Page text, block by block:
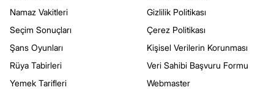
Namaz Vakitleri
Seçim Sonuçları
Şans Oyunları
Rüya Tabirleri
Yemek Tarifleri
Gizlilik Politikası
Çerez Politikası
Kişisel Verilerin Korunması
Veri Sahibi Başvuru Formu
Webmaster